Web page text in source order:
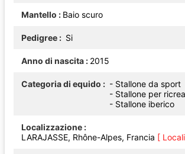
Mantello Baio scuro
Pedigree Si
Anno di nascita 2015
Categoria di equido
- Stallone da sport
- Stallone per
- Stallone iberico
Localizzazione
LARAJASSE, Rhône-Alpes, Francia [